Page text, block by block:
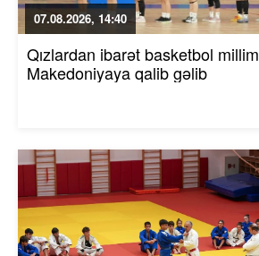
07.08.2026, 14:40
Qızlardan ibarət basketbol
Makedoniyaya qalib gəlib